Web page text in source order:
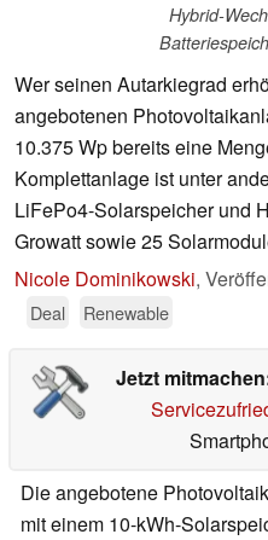
Hybrid-
Wer seinen Autarkiegrad
angebotenen
10.375 Wp bereits eine
Komplettanlage ist unter
LiFePo4-Solarspeicher und
Growatt sowie 25
Nicole Dominikowski,
Deal
Renewable
Jetzt
Die angebotene
mit einem 10-kWh-